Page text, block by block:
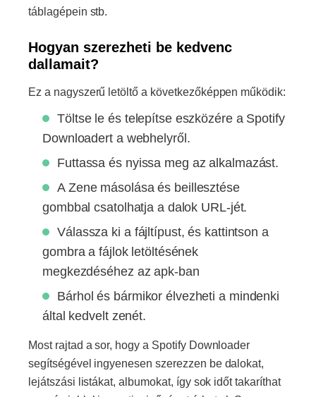
táblagépein stb.
Hogyan szerezheti be kedvenc
dallamait?
Ez a nagyszerű letöltő a következőképpen működik:
Töltse le és telepítse eszközére a Spotify
Downloadert a webhelyről.
Futtassa és nyissa meg az alkalmazást.
A Zene másolása és beillesztése
gombbal csatolhatja a dalok URL-jét.
Válassza ki a fájltípust, és kattintson a
gombra a fájlok letöltésének
megkezdéséhez az apk-ban
Bárhol és bármikor élvezheti a mindenki
által kedvelt zenét.
Most rajtad a sor, hogy a Spotify Downloader
segítségével ingyenesen szerezzen be dalokat,
lejátszási listákat, albumokat, így sok időt takaríthat